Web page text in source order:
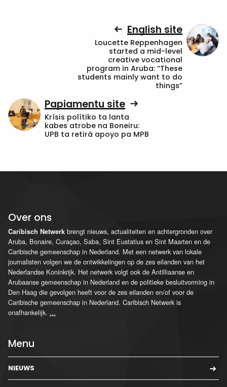
English site
Loucette Reppenhagen
started a mid-level
creative vocational
program in Aruba: “These
students mainly want to do
things”
Papiamentu site
Krísis polítiko ta lanta
kabes atrobe na Boneiru:
UPB ta retirá apoyo pa MPB
Over ons
Caribisch Netwerk brengt nieuws, actualiteiten en achtergronden over
Aruba, Bonaire, Curaçao, Saba, Sint Eustatius en Sint Maarten en de
Caribische gemeenschap in Nederland. Met een netwerk van lokale
journalisten volgen we de ontwikkelingen op de zes eilanden van het
Nederlandse Koninkrijk. Het netwerk volgt ook de Antilliaanse en
Arubaanse gemeenschap in Nederland en de politieke besluitvorming in
Den Haag die gevolgen heeft voor de zes eilanden en/of voor de
Caribische gemeenschap in Nederland. Caribisch Netwerk is
onafhankelijk. ...
Menu
NIEUWS